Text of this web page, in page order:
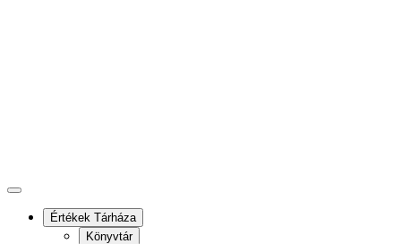
Értékek Tárháza
Könyvtár